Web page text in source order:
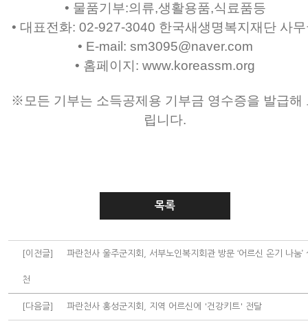
• 물품기부:의류,생활용품,식료품등
• 대표전화: 02-927-3040 한국새생명복지재단 사
• E-mail: sm3095@naver.com
• 홈페이지: www.koreassm.org
※모든 기부는 소득공제용 기부금 영수증을 발급해
립니다.
목록
[이전글] 파란천사 울주군지회, 서부노인복지회관 방문 ‘어르신 온기 나눔’
천
[다음글] 파란천사 홍성군지회, 지역 어르신에 '건강키트' 전달